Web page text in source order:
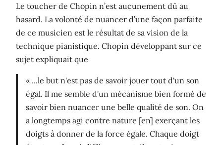
Le toucher de Chopin n’est aucunement dû au
hasard. La volonté de nuancer d’une façon parfaite
de ce musicien est le résultat de sa vision de la
technique pianistique. Chopin développant sur ce
sujet expliquait que
« ...le but n'est pas de savoir jouer tout d'un son
égal. Il me semble d'un mécanisme bien formé de
savoir bien nuancer une belle qualité de son. On
a longtemps agi contre nature [en] exerçant les
doigts à donner de la force égale. Chaque doigt